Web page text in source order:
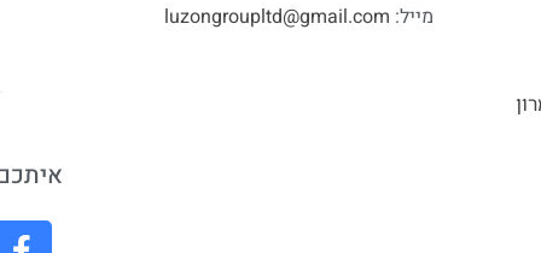
מייל: luzongroupltd@gmail.com